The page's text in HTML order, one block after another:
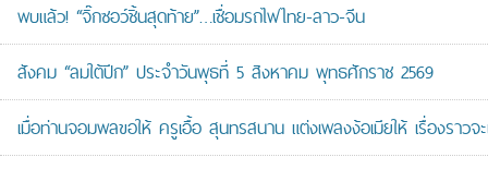
พบแล้ว! “จิ๊กซอว์ชิ้นสุดท้าย”…เชื่อมรถไฟไทย-ลาว-จีน
สังคม “ลมใต้ปีก” ประจำวันพุธที่ 5 สิงหาคม พุทธศักราช 2569
เมื่อท่านจอมพลขอให้ ครูเอื้อ สุนทรสนาน แต่งเพลงง้อเมียให้ เรื่องราวจะ